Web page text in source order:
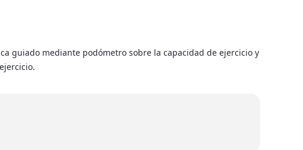
guiado mediante podómetro sobre la capacidad de ejercicio y